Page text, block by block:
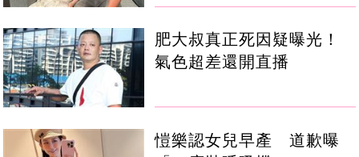
肥大叔真正死因疑曝光！
氣色超差還開直播
愷樂認女兒早產 道歉曝